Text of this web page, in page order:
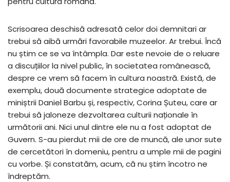
Scrisoarea deschisă adresată celor doi demnitari ar
trebui să aibă urmări favorabile muzeelor. Ar trebui. Încă
nu știm ce se va întâmpla. Dar este nevoie de o reluare
a discuțiilor la nivel public, în societatea românească,
despre ce vrem să facem în cultura noastră. Există, de
exemplu, două documente strategice adoptate de
miniștrii Daniel Barbu și, respectiv, Corina Șuteu, care ar
trebui să jaloneze dezvoltarea culturii naționale în
următorii ani. Nici unul dintre ele nu a fost adoptat de
Guvern. S-au pierdut mii de ore de muncă, ale unor sute
de cercetători în domeniu, pentru a umple mii de pagini
cu vorbe. Și constatăm, acum, că nu știm încotro ne
îndreptăm.